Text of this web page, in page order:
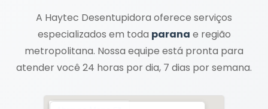
A Haytec Desentupidora oferece serviços
especializados em toda parana e região
metropolitana. Nossa equipe está pronta para
atender você 24 horas por dia, 7 dias por semana.